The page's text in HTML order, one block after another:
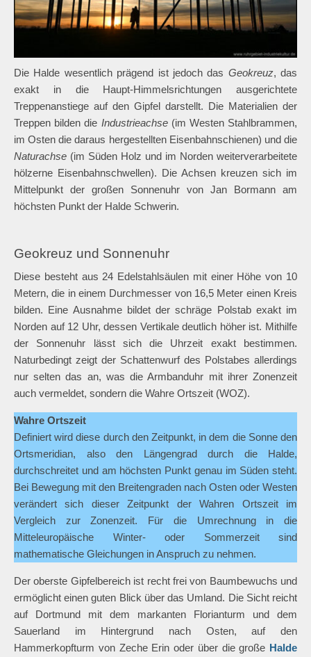
Die Halde wesentlich prägend ist jedoch das Geokreuz, das
exakt in die Haupt-Himmelsrichtungen ausgerichtete
Treppenanstiege auf den Gipfel darstellt. Die Materialien der
Treppen bilden die Industrieachse (im Westen Stahlbrammen,
im Osten die daraus hergestellten Eisenbahnschienen) und die
Naturachse (im Süden Holz und im Norden weiterverarbeitete
hölzerne Eisenbahnschwellen). Die Achsen kreuzen sich im
Mittelpunkt der großen Sonnenuhr von Jan Bormann am
höchsten Punkt der Halde Schwerin.
Geokreuz und Sonnenuhr
Diese besteht aus 24 Edelstahlsäulen mit einer Höhe von 10
Metern, die in einem Durchmesser von 16,5 Meter einen Kreis
bilden. Eine Ausnahme bildet der schräge Polstab exakt im
Norden auf 12 Uhr, dessen Vertikale deutlich höher ist. Mithilfe
der Sonnenuhr lässt sich die Uhrzeit exakt bestimmen.
Naturbedingt zeigt der Schattenwurf des Polstabes allerdings
nur selten das an, was die Armbanduhr mit ihrer Zonenzeit
auch vermeldet, sondern die Wahre Ortszeit (WOZ).
Wahre Ortszeit
Definiert wird diese durch den Zeitpunkt, in dem die Sonne den
Ortsmeridian, also den Längengrad durch die Halde,
durchschreitet und am höchsten Punkt genau im Süden steht.
Bei Bewegung mit den Breitengraden nach Osten oder Westen
verändert sich dieser Zeitpunkt der Wahren Ortszeit im
Vergleich zur Zonenzeit. Für die Umrechnung in die
Mitteleuropäische Winter- oder Sommerzeit sind
mathematische Gleichungen in Anspruch zu nehmen.
Der oberste Gipfelbereich ist recht frei von Baumbewuchs und
ermöglicht einen guten Blick über das Umland. Die Sicht reicht
auf Dortmund mit dem markanten Florianturm und dem
Sauerland im Hintergrund nach Osten, auf den
Hammerkopfturm von Zeche Erin oder über die große Halde